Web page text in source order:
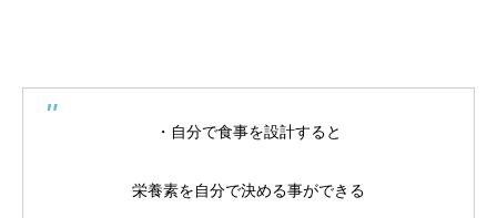
・自分で食事を設計すると
栄養素を自分で決める事ができる